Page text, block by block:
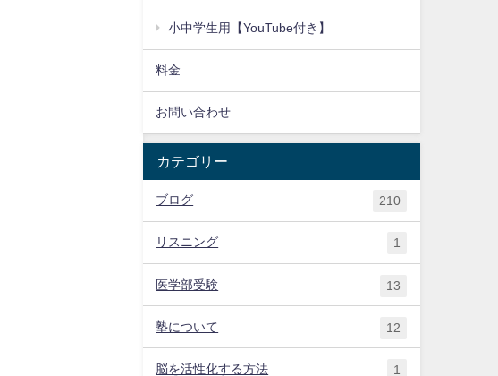
小中学生用【YouTube付き】
料金
お問い合わせ
カテゴリー
ブログ 210
リスニング 1
医学部受験 13
塾について 12
脳を活性化する方法 1